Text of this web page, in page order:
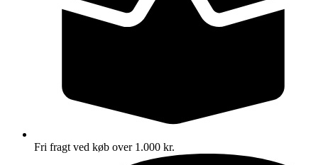
Fri fragt ved køb over 1.000 kr.